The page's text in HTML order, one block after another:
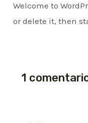
Welcome to
or delete it, then
1